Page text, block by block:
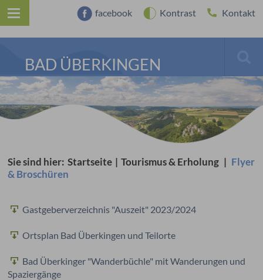
facebook Kontrast Kontakt
BAD ÜBERKINGEN
Sie sind hier: Startseite | Tourismus & Erholung | Flyer
& Broschüren
Gastgeberverzeichnis "Auszeit" 2023/2024
Ortsplan Bad Überkingen und Teilorte
Bad Überkinger "Wanderbüchle" mit Wanderungen und
Spaziergänge